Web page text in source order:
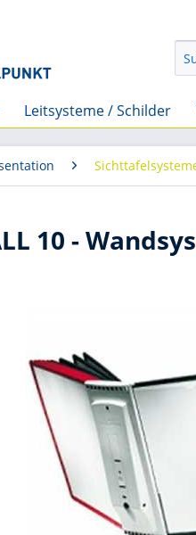
Leitsysteme / Schilder
10 -